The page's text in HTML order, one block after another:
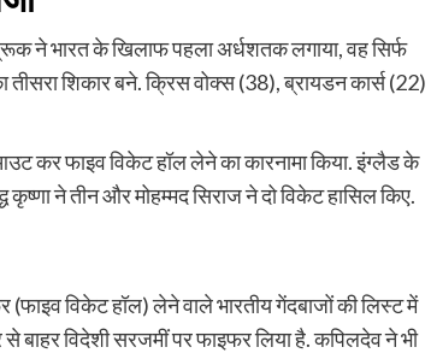
ने भारत के खिलाफ पहला अर्धशतक लगाया, वह सिर्फ
शिकार बने. क्रिस वोक्स (38), ब्रायडन कार्स (22)
कर फाइव विकेट हॉल लेने का कारनामा किया. इंग्लैड के
ने तीन और मोहम्मद सिराज ने दो विकेट हासिल किए.
विकेट हॉल) लेने वाले भारतीय गेंदबाजों की लिस्ट में
बाहर विदेशी सरजमीं पर फाइफर लिया है. कपिलदेव ने भी